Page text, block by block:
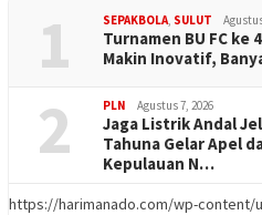
1 SEPAKBOLA, SULUT
Turnamen BU FC ke
Makin Inovatif,
2 PLN Agustus 7, 2026
Jaga Listrik Andal
Tahuna Gelar Apel
Kepulauan N…
https://harimanado.com/wp-content/